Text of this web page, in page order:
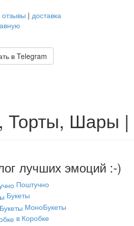
отзывы | доставка
в Telegram
Торты, Шары |
лучших эмоций :-)
Поштучно
Букеты
МоноБукеты
в Коробке